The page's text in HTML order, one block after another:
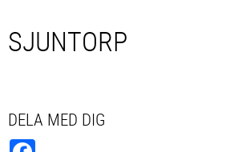
SJUNTORP
DELA MED DIG